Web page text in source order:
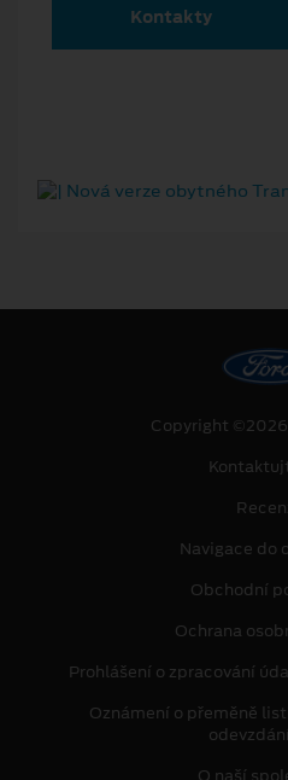
Kontakty
Copyright
Navigace do
Obchodní
Ochrana
Prohlášení o zpracování
Oznámení o přeměně